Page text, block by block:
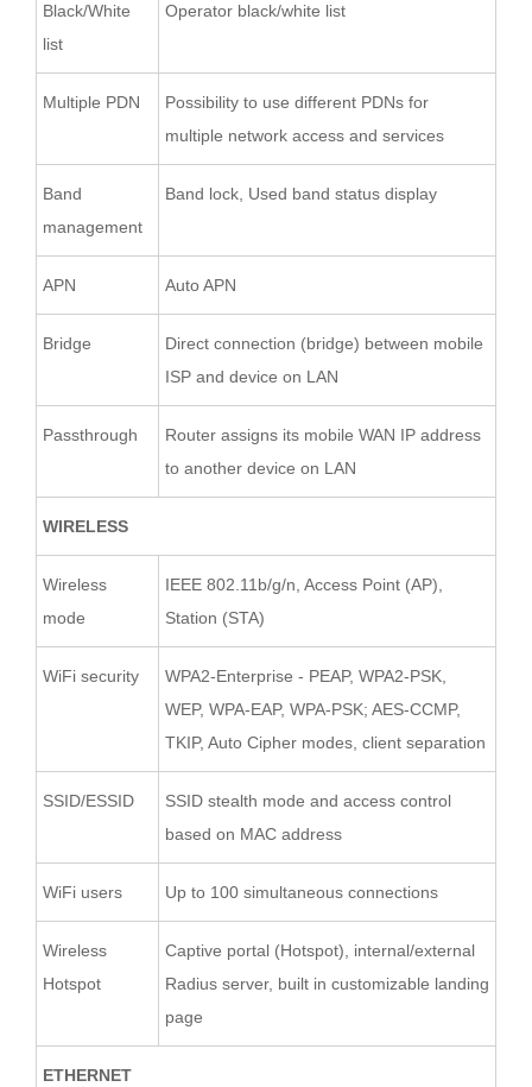
Black/White
list
Operator black/white list
Multiple PDN
Possibility to use different PDNs for
multiple network access and services
Band
management
Band lock, Used band status display
APN Auto APN
Bridge
Direct connection (bridge) between mobile
ISP and device on LAN
Passthrough
Router assigns its mobile WAN IP address
to another device on LAN
WIRELESS
Wireless
mode
IEEE 802.11b/g/n, Access Point (AP),
Station (STA)
WiFi security
WPA2-Enterprise - PEAP, WPA2-PSK,
WEP, WPA-EAP, WPA-PSK; AES-CCMP,
TKIP, Auto Cipher modes, client separation
SSID/ESSID
SSID stealth mode and access control
based on MAC address
WiFi users Up to 100 simultaneous connections
Wireless
Hotspot
Captive portal (Hotspot), internal/external
Radius server, built in customizable landing
page
ETHERNET